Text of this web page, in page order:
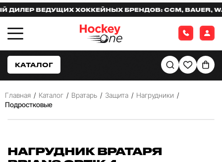
ВЕДУЩИХ ХОККЕЙНЫХ БРЕНДОВ: CCM, BAUER,
КАТАЛОГ
Главная / Каталог / Вратарь / Защита / Нагрудники /
Подростковые
НАГРУДНИК ВРАТАРЯ